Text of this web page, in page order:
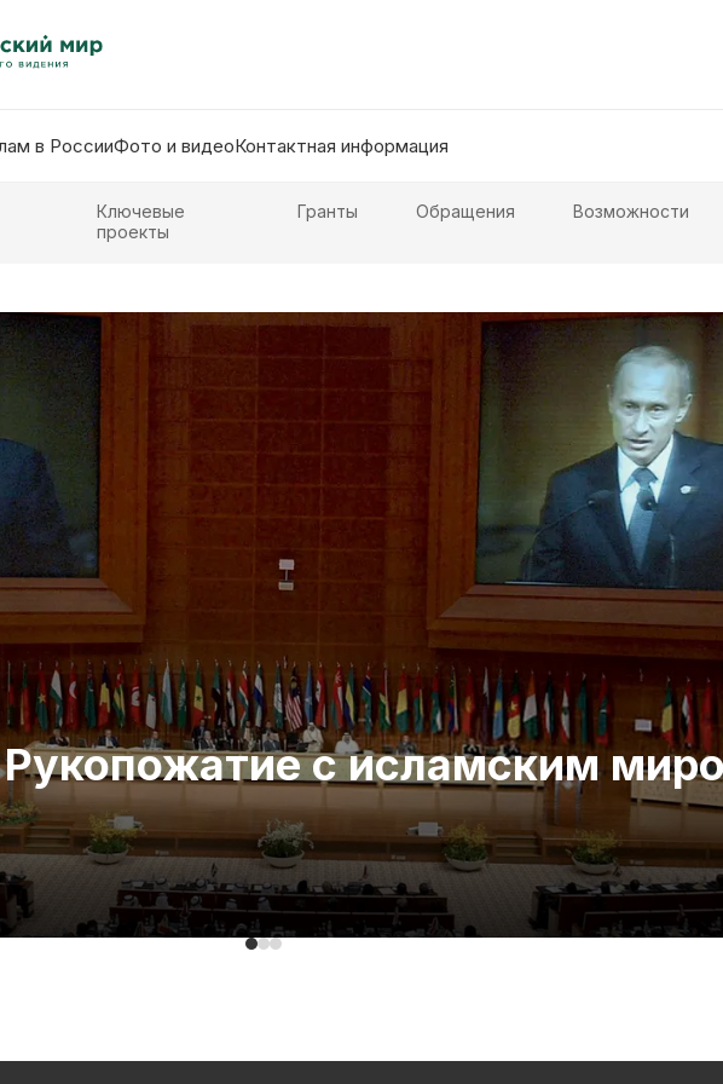
в РоссииФото и видеоКонтактная информация
Ключевые
проекты
Гранты Обращения Возможности
Рукопожатие с исламским